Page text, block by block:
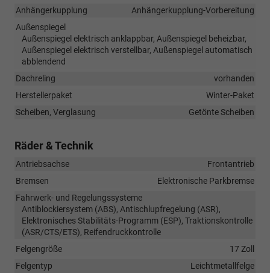
Anhängerkupplung
Anhängerkupplung-Vorbereitung
Außenspiegel
Außenspiegel elektrisch anklappbar, Außenspiegel beheizbar,
Außenspiegel elektrisch verstellbar, Außenspiegel automatisch
abblendend
Dachreling
vorhanden
Herstellerpaket
Winter-Paket
Scheiben, Verglasung
Getönte Scheiben
Räder & Technik
Antriebsachse
Frontantrieb
Bremsen
Elektronische Parkbremse
Fahrwerk- und Regelungssysteme
Antiblockiersystem (ABS), Antischlupfregelung (ASR),
Elektronisches Stabilitäts-Programm (ESP), Traktionskontrolle
(ASR/CTS/ETS), Reifendruckkontrolle
Felgengröße
17 Zoll
Felgentyp
Leichtmetallfelge